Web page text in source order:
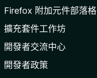
Firefox 附加元件部落格
擴充套件工作坊
開發者交流中心
開發者政策